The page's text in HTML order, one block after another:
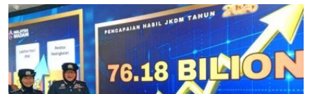
nilai rampasan...